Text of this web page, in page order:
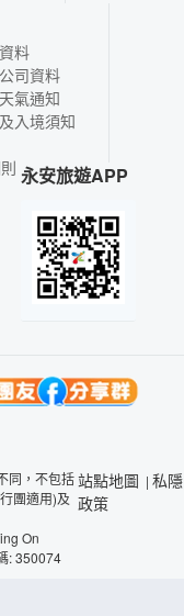
料
司資料
氣通知
入境須知
永安旅遊APP
同，不包括
團適用)及
On
: 350074
站點地圖 | 私隱
政策